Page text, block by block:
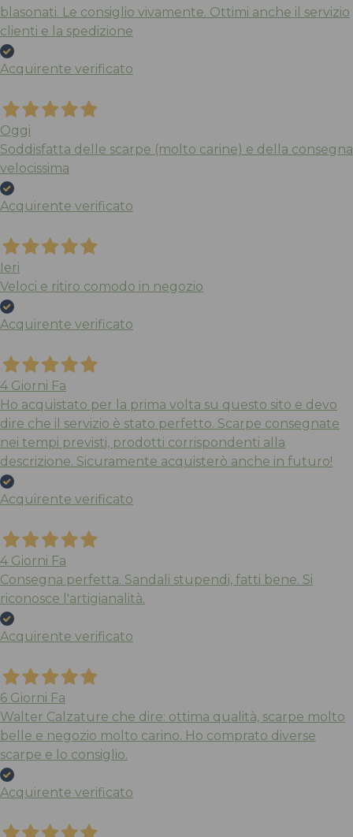
blasonati. Le consiglio vivamente. Ottimi anche il servizio
clienti e la spedizione
Acquirente verificato
Oggi
Soddisfatta delle scarpe (molto carine) e della consegna
velocissima
Acquirente verificato
Ieri
Veloci e ritiro comodo in negozio
Acquirente verificato
4 Giorni Fa
Ho acquistato per la prima volta su questo sito e devo
dire che il servizio è stato perfetto. Scarpe consegnate
nei tempi previsti, prodotti corrispondenti alla
descrizione. Sicuramente acquisterò anche in futuro!
Acquirente verificato
4 Giorni Fa
Consegna perfetta. Sandali stupendi, fatti bene. Si
riconosce l'artigianalità.
Acquirente verificato
6 Giorni Fa
Walter Calzature che dire: ottima qualità, scarpe molto
belle e negozio molto carino. Ho comprato diverse
scarpe e lo consiglio.
Acquirente verificato